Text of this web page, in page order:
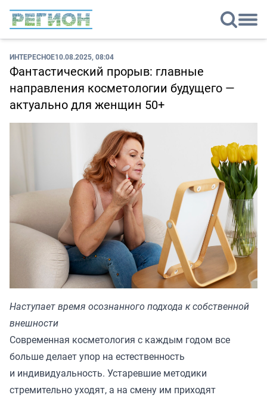
ИНТЕРЕСНОЕ10.08.2025, 08:04
Фантастический прорыв: главные
направления косметологии будущего —
актуально для женщин 50+
Наступает время осознанного подхода к собственной
внешности
Современная косметология с каждым годом все
больше делает упор на естественность
и индивидуальность. Устаревшие методики
стремительно уходят, а на смену им приходят